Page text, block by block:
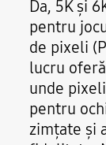
Jujutsu
Ultimate
Layers of
Legend
Da, 5K și
pentru
de pixeli
lucru
unde
pentru
zimțate și